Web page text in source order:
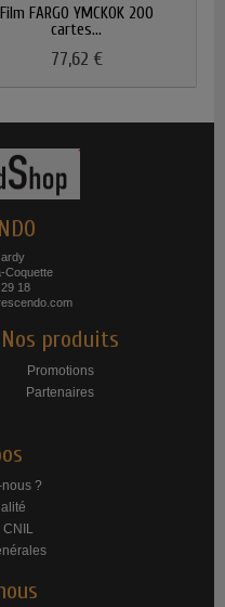
Film FARGO YMCKOK 200
cartes...
77,62 €
Coquette
18
Nos produits
Promotions
Partenaires
?
CNIL